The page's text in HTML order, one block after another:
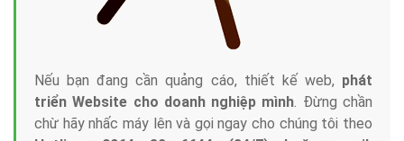
Nếu bạn đang cần quảng cáo, thiết kế web, phát
triển Website cho doanh nghiệp mình. Đừng chần
chừ hãy nhấc máy lên và gọi ngay cho chúng tôi theo